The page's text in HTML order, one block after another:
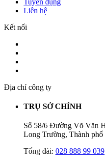
Liên hệ
Kết nối
Địa chỉ công ty
TRỤ SỞ CHÍNH
Số 58/6 Đường Võ Văn
Long Trường, Thành
Tổng đài: 028 888 99 039